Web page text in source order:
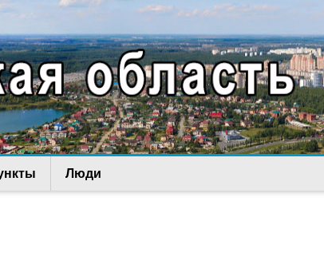
Люди